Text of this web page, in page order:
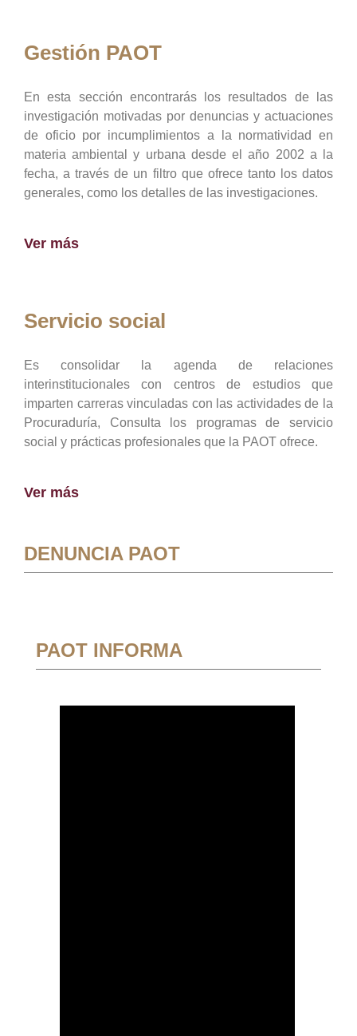
Gestión PAOT
En esta sección encontrarás los resultados de las
investigación motivadas por denuncias y actuaciones
de oficio por incumplimientos a la normatividad en
materia ambiental y urbana desde el año 2002 a la
fecha, a través de un filtro que ofrece tanto los datos
generales, como los detalles de las investigaciones.
Ver más
Servicio social
Es consolidar la agenda de relaciones
interinstitucionales con centros de estudios que
imparten carreras vinculadas con las actividades de la
Procuraduría, Consulta los programas de servicio
social y prácticas profesionales que la PAOT ofrece.
Ver más
DENUNCIA PAOT
PAOT INFORMA